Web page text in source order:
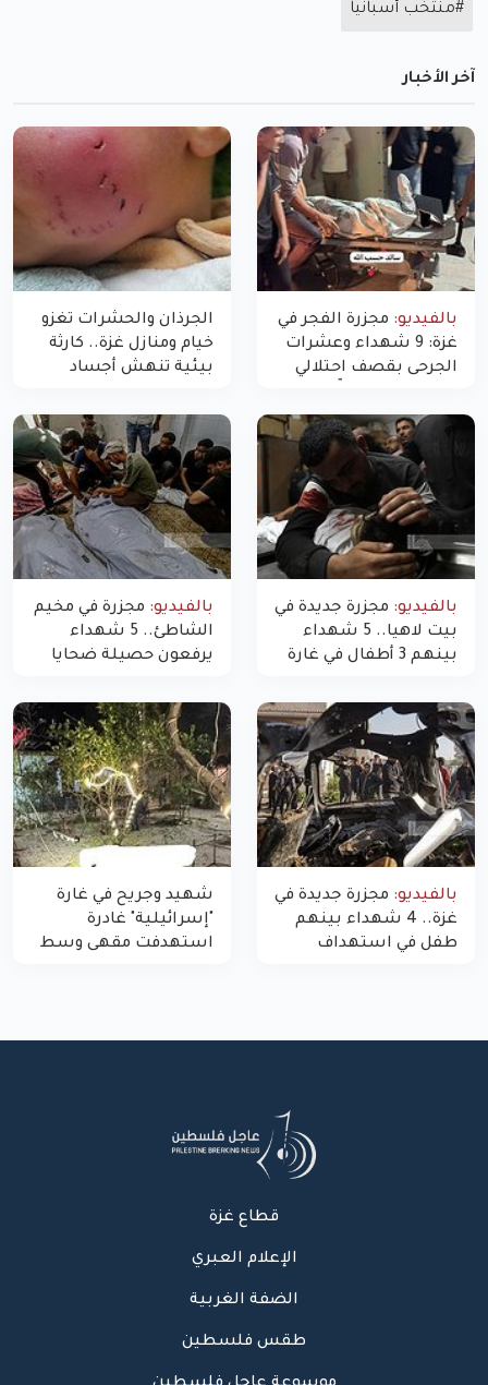
#منتخب أسبانيا
آخر الأخبار
بالفيديو: مجزرة الفجر في
غزة: 9 شهداء وعشرات
الجرحى بقصف احتلالي
الجرذان والحشرات تغزو
خيام ومنازل غزة.. كارثة
بيئية تنهش أجساد
بالفيديو: مجزرة جديدة في
بيت لاهيا.. 5 شهداء
بينهم 3 أطفال في غارة
غزة
بالفيديو: مجزرة في مخيم
الشاطئ.. 5 شهداء
يرفعون حصيلة ضحايا
بالفيديو: مجزرة جديدة في
غزة.. 4 شهداء بينهم
طفل في استهداف
شهيد وجريح في غارة
"إسرائيلية" غادرة
استهدفت مقهى وسط
قطاع غزة
الإعلام العبري
الضفة الغربية
طقس فلسطين